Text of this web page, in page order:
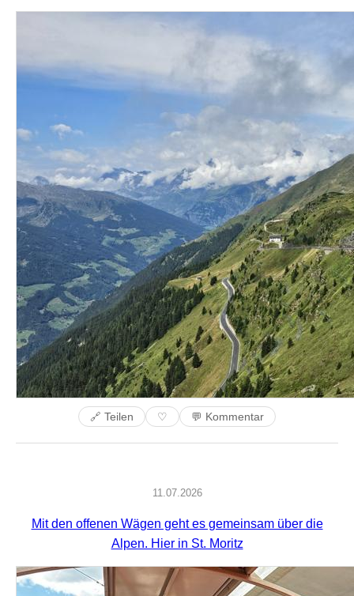
🔗 Teilen ♡ 💬 Kommentar
11.07.2026
Mit den offenen Wägen geht es gemeinsam über die
Alpen. Hier in St. Moritz